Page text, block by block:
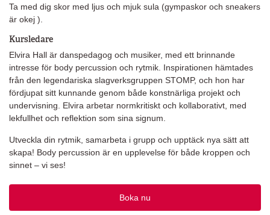
Ta med dig skor med ljus och mjuk sula (gympaskor och sneakers
är okej ).
Kursledare
Elvira Hall är danspedagog och musiker, med ett brinnande
intresse för body percussion och rytmik. Inspirationen hämtades
från den legendariska slagverksgruppen STOMP, och hon har
fördjupat sitt kunnande genom både konstnärliga projekt och
undervisning. Elvira arbetar normkritiskt och kollaborativt, med
lekfullhet och reflektion som sina signum.
Utveckla din rytmik, samarbeta i grupp och upptäck nya sätt att
skapa! Body percussion är en upplevelse för både kroppen och
sinnet – vi ses!
Boka nu